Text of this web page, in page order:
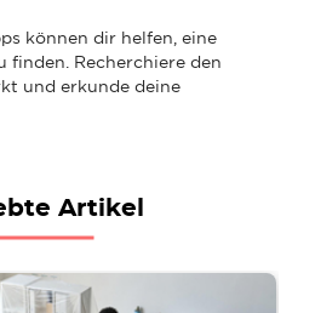
können dir helfen, eine
finden. Recherchiere den
und erkunde deine
Artikel